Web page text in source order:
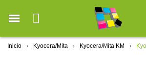
Inicio Kyocera/Mita Kyocera/Mita KM